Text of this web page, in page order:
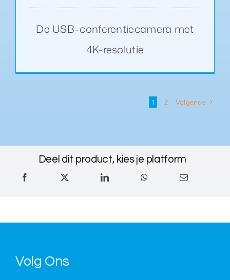
De USB-conferentiecamera met
4K-resolutie
1 2 Volgende
Deel dit product, kies je platform
Volg Ons.